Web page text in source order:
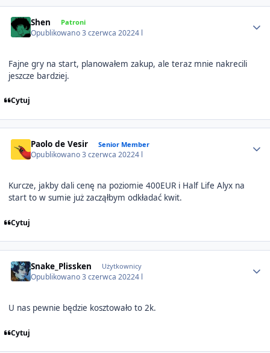
Shen Patroni
Opublikowano3 czerwca 20224 l
Fajne gry na start, planowałem zakup, ale teraz mnie nakrecili
jeszcze bardziej.
Cytuj
Paolo de Vesir Senior Member
Opublikowano3 czerwca 20224 l
Kurcze, jakby dali cenę na poziomie 400EUR i Half Life Alyx na
start to w sumie już zacząłbym odkładać kwit.
Cytuj
Snake_Plissken Użytkownicy
Opublikowano3 czerwca 20224 l
U nas pewnie będzie kosztowało to 2k.
Cytuj